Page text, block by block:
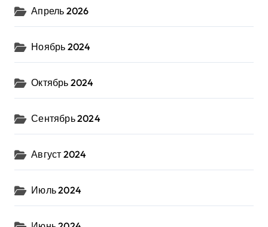
Апрель 2026
Ноябрь 2024
Октябрь 2024
Сентябрь 2024
Август 2024
Июль 2024